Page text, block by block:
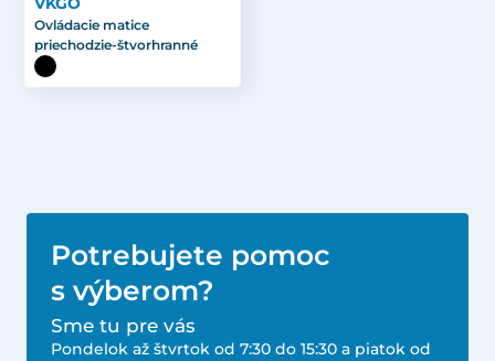
Ovládacie matice
priechodzie-štvorhranné
Potrebujete pomoc
s výberom?
Sme tu pre vás
Pondelok až štvrtok od 7:30 do 15:30 a piatok od